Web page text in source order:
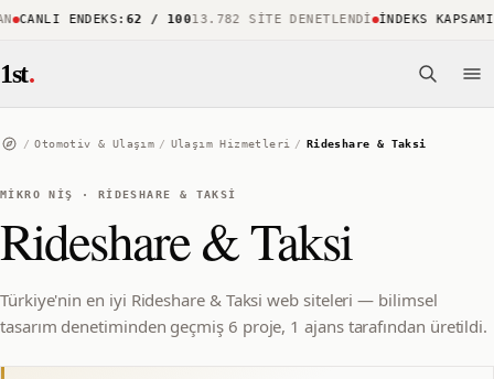
ENDEKS:62 / 100 13.782 SITE DENETLENDI İNDEKS KAPSAMI:
1st.
/ Otomotiv & Ulaşım / Ulaşım Hizmetleri / Rideshare & Taksi
MIKRO NIŞ · RIDESHARE & TAKSI
Rideshare & Taksi
Türkiye'nin en iyi Rideshare & Taksi web siteleri — bilimsel
tasarım denetiminden geçmiş 6 proje, 1 ajans tarafından üretildi.